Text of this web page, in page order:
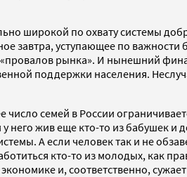
широкой по охвату системы
завтра, уступающее по
рынка». И нынешний
поддержки населения.
семей в России
него жив еще кто-то из бабушек и
А если человек так и не
кто-то из молодых, как
и, соответственно,